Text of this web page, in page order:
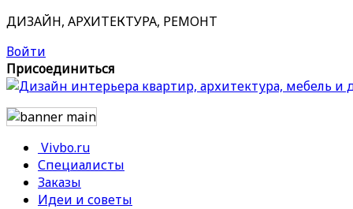
ДИЗАЙН, АРХИТЕКТУРА, РЕМОНТ
Войти
Присоединиться
Vivbo.ru
Специалисты
Заказы
Идеи и советы